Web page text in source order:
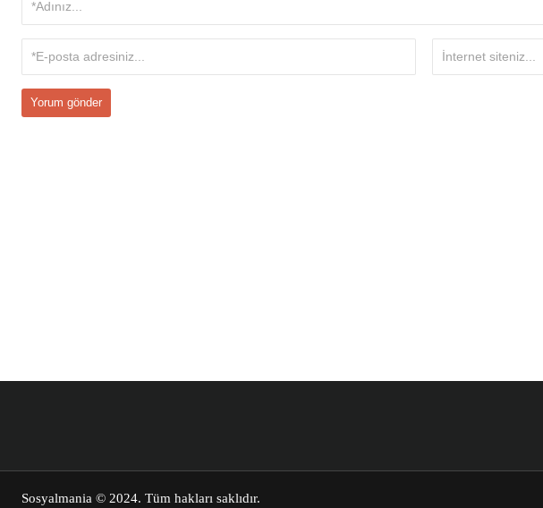
Sosyalmania © 2024. Tüm hakları saklıdır.